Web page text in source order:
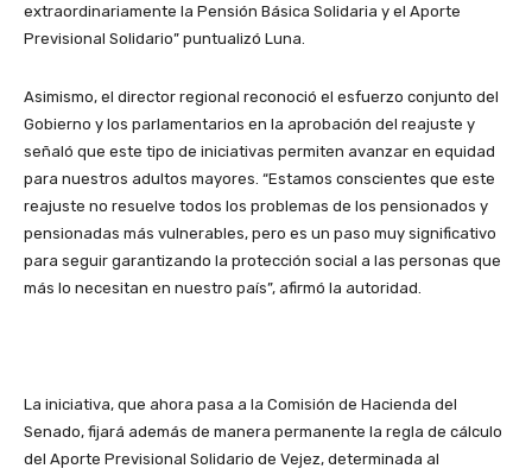
extraordinariamente la Pensión Básica Solidaria y el Aporte
Previsional Solidario” puntualizó Luna.
Asimismo, el director regional reconoció el esfuerzo conjunto del
Gobierno y los parlamentarios en la aprobación del reajuste y
señaló que este tipo de iniciativas permiten avanzar en equidad
para nuestros adultos mayores. “Estamos conscientes que este
reajuste no resuelve todos los problemas de los pensionados y
pensionadas más vulnerables, pero es un paso muy significativo
para seguir garantizando la protección social a las personas que
más lo necesitan en nuestro país”, afirmó la autoridad.
La iniciativa, que ahora pasa a la Comisión de Hacienda del
Senado, fijará además de manera permanente la regla de cálculo
del Aporte Previsional Solidario de Vejez, determinada al